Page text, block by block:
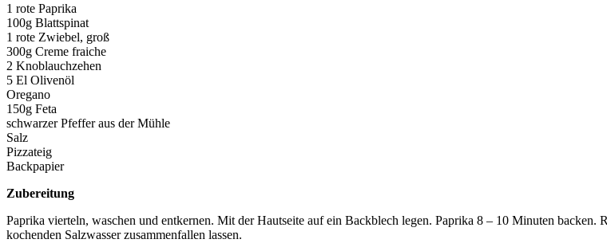
1 rote Paprika
100g Blattspinat
1 rote Zwiebel, groß
300g Creme fraiche
2 Knoblauchzehen
5 El Olivenöl
Oregano
150g Feta
schwarzer Pfeffer aus der Mühle
Salz
Pizzateig
Backpapier
Zubereitung
Paprika vierteln, waschen und entkernen. Mit der Hautseite auf ein Backblech legen. Paprika 8 – 10 Minuten
kochenden Salzwasser zusammenfallen lassen.